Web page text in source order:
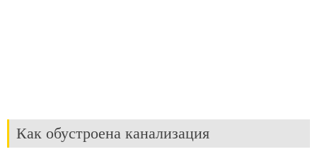
Как обустроена канализация